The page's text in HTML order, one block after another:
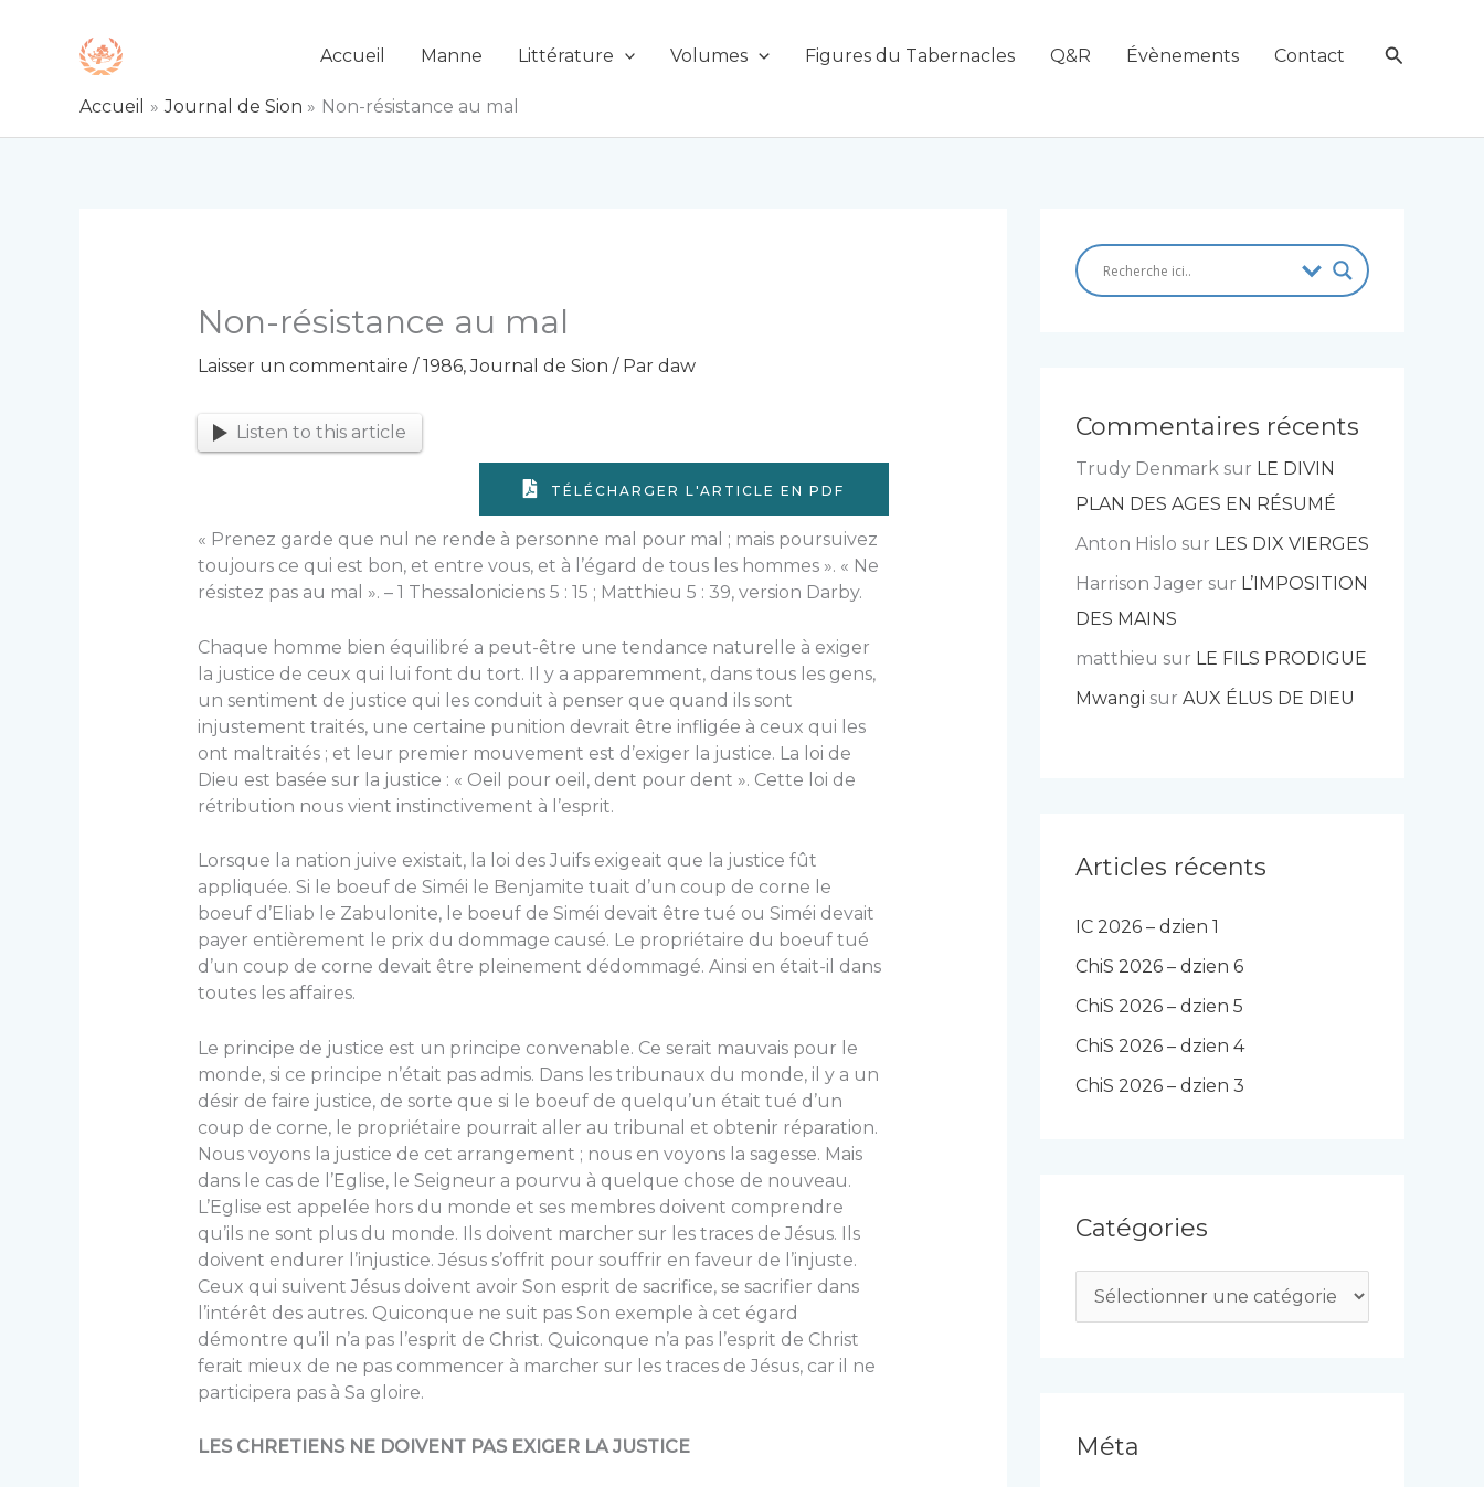
Accueil Manne Littérature Volumes Figures du Tabernacles Q&R Évènements Contact
Accueil Journal de Sion Non-résistance au mal
Non-résistance au mal
Laisser un commentaire / 1986,Journal de Sion / Par daw
Listen to this article
TÉLÉCHARGER L'ARTICLE EN PDF
« Prenez garde que nul ne rende à personne mal pour mal ; mais poursuivez
toujours ce qui est bon, et entre vous, et à l’égard de tous les hommes ». « Ne
résistez pas au mal ». – 1 Thessaloniciens 5 : 15 ; Matthieu 5 : 39, version Darby.
Chaque homme bien équilibré a peut-être une tendance naturelle à exiger
la justice de ceux qui lui font du tort. Il y a apparemment, dans tous les gens,
un sentiment de justice qui les conduit à penser que quand ils sont
injustement traités, une certaine punition devrait être infligée à ceux qui les
ont maltraités ; et leur premier mouvement est d’exiger la justice. La loi de
Dieu est basée sur la justice : « Oeil pour oeil, dent pour dent ». Cette loi de
rétribution nous vient instinctivement à l’esprit.
Lorsque la nation juive existait, la loi des Juifs exigeait que la justice fût
appliquée. Si le boeuf de Siméi le Benjamite tuait d’un coup de corne le
boeuf d’Eliab le Zabulonite, le boeuf de Siméi devait être tué ou Siméi devait
payer entièrement le prix du dommage causé. Le propriétaire du boeuf tué
d’un coup de corne devait être pleinement dédommagé. Ainsi en était-il dans
toutes les affaires.
Le principe de justice est un principe convenable. Ce serait mauvais pour le
monde, si ce principe n’était pas admis. Dans les tribunaux du monde, il y a un
désir de faire justice, de sorte que si le boeuf de quelqu’un était tué d’un
coup de corne, le propriétaire pourrait aller au tribunal et obtenir réparation.
Nous voyons la justice de cet arrangement ; nous en voyons la sagesse. Mais
dans le cas de l’Eglise, le Seigneur a pourvu à quelque chose de nouveau.
L’Eglise est appelée hors du monde et ses membres doivent comprendre
qu’ils ne sont plus du monde. Ils doivent marcher sur les traces de Jésus. Ils
doivent endurer l’injustice. Jésus s’offrit pour souffrir en faveur de l’injuste.
Ceux qui suivent Jésus doivent avoir Son esprit de sacrifice, se sacrifier dans
l’intérêt des autres. Quiconque ne suit pas Son exemple à cet égard
démontre qu’il n’a pas l’esprit de Christ. Quiconque n’a pas l’esprit de Christ
ferait mieux de ne pas commencer à marcher sur les traces de Jésus, car il ne
participera pas à Sa gloire.
LES CHRETIENS NE DOIVENT PAS EXIGER LA JUSTICE
Commentaires récents
Trudy Denmark sur LE DIVIN
PLAN DES AGES EN RÉSUMÉ
Anton Hislo sur LES DIX VIERGES
Harrison Jager sur L’IMPOSITION
DES MAINS
matthieu sur LE FILS PRODIGUE
Mwangi sur AUX ÉLUS DE DIEU
Articles récents
IC 2026 – dzien 1
ChiS 2026 – dzien 6
ChiS 2026 – dzien 5
ChiS 2026 – dzien 4
ChiS 2026 – dzien 3
Catégories
a
Méta